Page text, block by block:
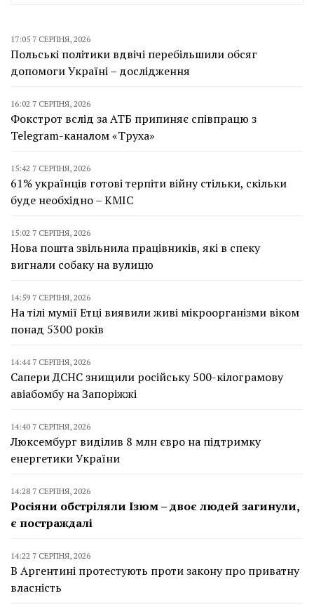
17:05 7 СЕРПНЯ, 2026
Польські політики вдвічі перебільшили обсяг
допомоги Україні – дослідження
16:02 7 СЕРПНЯ, 2026
Фокстрот вслід за АТБ припиняє співпрацю з
Telegram-каналом «Труха»
15:42 7 СЕРПНЯ, 2026
61% українців готові терпіти війну стільки, скільки
буде необхідно – КМІС
15:02 7 СЕРПНЯ, 2026
Нова пошта звільнила працівників, які в спеку
вигнали собаку на вулицю
14:59 7 СЕРПНЯ, 2026
На тілі мумії Етці виявили живі мікроорганізми віком
понад 5300 років
14:44 7 СЕРПНЯ, 2026
Сапери ДСНС знищили російську 500-кілограмову
авіабомбу на Запоріжжі
14:40 7 СЕРПНЯ, 2026
Люксембург виділив 8 млн євро на підтримку
енергетики України
14:28 7 СЕРПНЯ, 2026
Росіяни обстріляли Ізюм – двоє людей загинули,
є постраждалі
14:22 7 СЕРПНЯ, 2026
В Аргентині протестують проти закону про приватну
власність